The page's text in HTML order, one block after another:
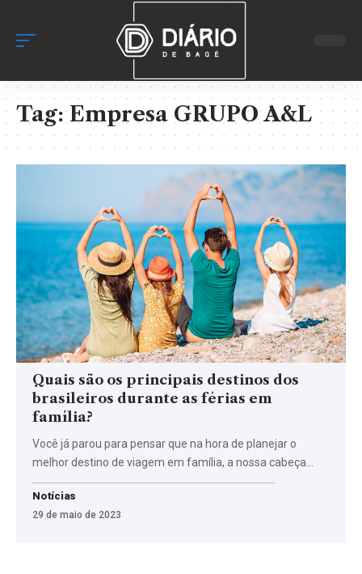
Tag:Empresa GRUPO A&L
Quais são os principais destinos dos
brasileiros durante as férias em
família?
Você já parou para pensar que na hora de planejar o
melhor destino de viagem em família, a nossa cabeça…
Notícias
29 de maio de 2023